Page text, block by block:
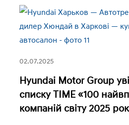
02.07.2025
Hyundai Motor Group
списку TIME «100
компаній світу 2025